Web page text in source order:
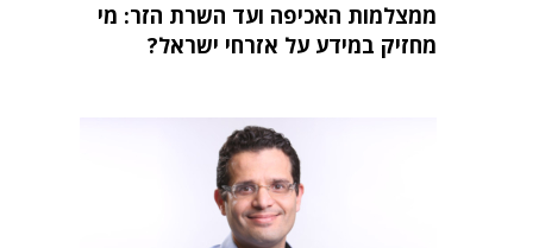
ממצלמות האכיפה ועד השרת הזר: מי
מחזיק במידע על אזרחי ישראל?